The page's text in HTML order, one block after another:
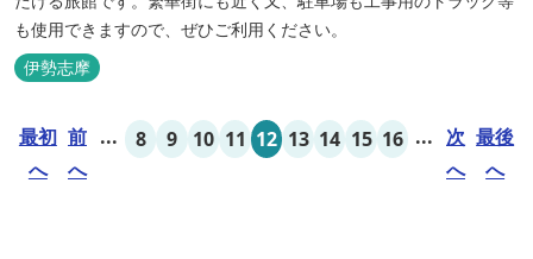
も使用できますので、ぜひご利用ください。
伊勢志摩
最初
へ
前
へ
... 8 9 10 11 12 13 14 15 16 ... 次
へ
最後
へ